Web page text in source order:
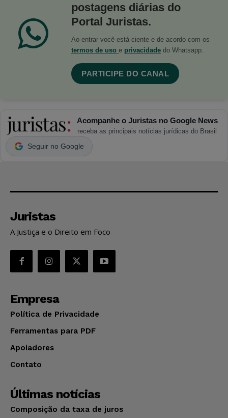
postagens diárias do
Portal Juristas.
Ao entrar você está ciente e de acordo com os
termos de uso e privacidade do Whatsapp.
PARTICIPE DO CANAL
Acompanhe o Juristas no Google News
receba as principais notícias jurídicas do Brasil
Seguir no Google
Juristas
A Justiça e o Direito em Foco
Empresa
Política de Privacidade
Ferramentas para PDF
Apoiadores
Contato
Últimas notícias
Composição da taxa de juros